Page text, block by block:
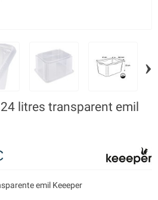
›
litres transparent emil
emil Keeeper